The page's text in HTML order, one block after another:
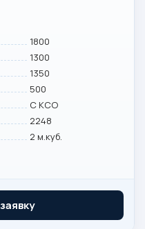
1800
1300
1350
500
С КСО
2248
2 м.куб.